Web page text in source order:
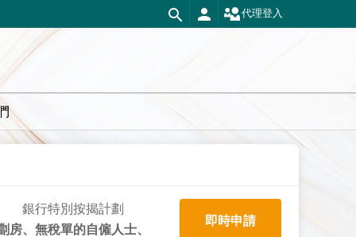
代理登入
銀行特別按揭計劃
房、無稅單的自僱人士、
即時申請